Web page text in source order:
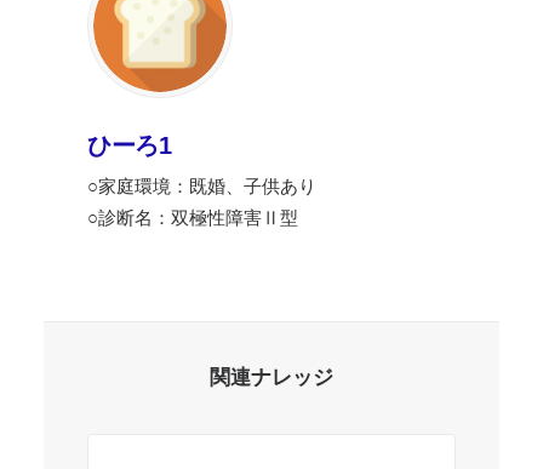
ひーろ1
○家庭環境：既婚、子供あり
○診断名：双極性障害Ⅱ型
関連ナレッジ